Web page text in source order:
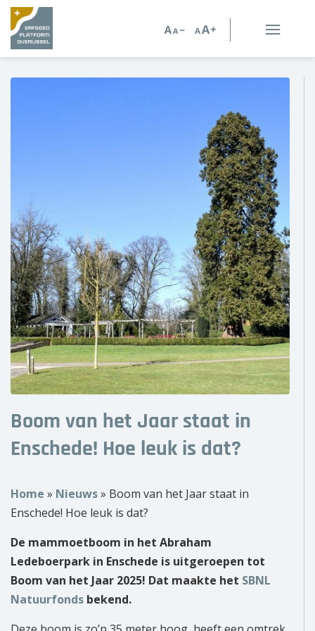
Persoonlijk advies
Nieuws
Agenda
Over ons
Wie zijn wij?
Contact
Boom van het Jaar staat in
Enschede! Hoe leuk is dat?
Home » Nieuws» Boom van het Jaar staat in
Enschede! Hoe leuk is dat?
De mammoetboom in het Abraham
Ledeboerpark in Enschede is uitgeroepen tot
Boom van het Jaar 2025! Dat maakte het SBNL
Natuurfonds bekend.